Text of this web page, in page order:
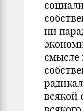
ни
смысле
всякой